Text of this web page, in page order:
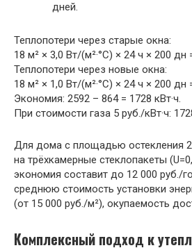
дней.
Теплопотери через старые окна:
18 м² × 3,0 Вт/(м²·°C) × 24 ч × 200 дн
Теплопотери через новые окна:
18 м² × 1,0 Вт/(м²·°C) × 24 ч × 200 дн
Экономия: 2592 – 864 = 1728 кВт·ч.
При стоимости газа 5 руб./кВт·ч:
Для дома с площадью остекления
на трёхкамерные стеклопакеты
экономия составит до 12 000 руб./
среднюю стоимость установки
(от 15 000 руб./м²), окупаемость
Комплексный подход к